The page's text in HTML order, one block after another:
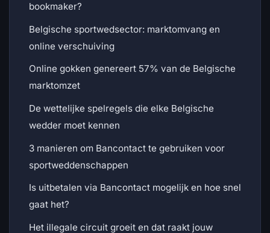
bookmaker?
Belgische sportwedsector: marktomvang en
online verschuiving
Online gokken genereert 57% van de Belgische
marktomzet
De wettelijke spelregels die elke Belgische
wedder moet kennen
3 manieren om Bancontact te gebruiken voor
sportweddenschappen
Is uitbetalen via Bancontact mogelijk en hoe snel
gaat het?
Het illegale circuit groeit en dat raakt jouw